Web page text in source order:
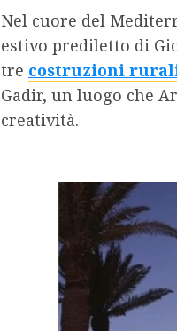
Nel cuore del
estivo prediletto di
tre costruzioni
Gadir, un luogo che
creatività.